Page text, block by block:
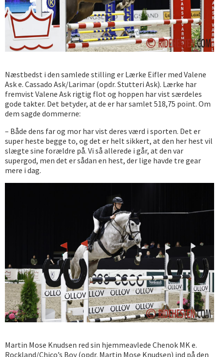
Næstbedst i den samlede stilling er Lærke Eifler med Valene
Ask e. Cassado Ask/Larimar (opdr. Stutteri Ask). Lærke har
fremvist Valene Ask rigtig flot og hoppen har vist særdeles
gode takter. Det betyder, at de er har samlet 518,75 point. Om
dem sagde dommerne:
– Både dens far og mor har vist deres værd i sporten. Det er
super heste begge to, og det er helt sikkert, at den her hest vil
slægte sine forældre på. Vi så allerede i går, at den var
supergod, men det er sådan en hest, der lige havde tre gear
mere i dag.
Martin Mose Knudsen red sin hjemmeavlede Chenok MK e.
Rockland/Chico’s Boy (opdr. Martin Mose Knudsen) ind på den